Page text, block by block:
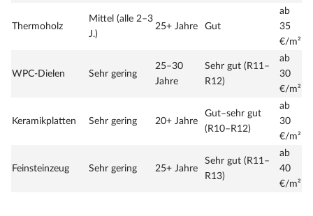
Thermoholz
Mittel (alle 2–3
J.)
25+ Jahre Gut
ab
35
€/m²
WPC-Dielen Sehr gering
25–30
Jahre
Sehr gut (R11–
R12)
ab
30
€/m²
Keramikplatten Sehr gering 20+ Jahre
Gut–sehr gut
(R10–R12)
ab
30
€/m²
Feinsteinzeug Sehr gering 25+ Jahre
Sehr gut (R11–
R13)
ab
40
€/m²